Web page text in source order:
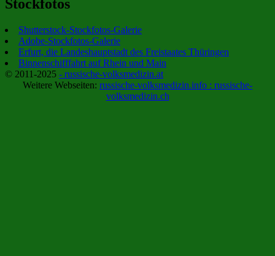
Stockfotos
Shutterstock-Stockfotos-Galerie
Adobe-Stockfotos-Galerie
Erfurt, die Landeshauptstadt des Freistaates Thüringen
Binnenschifffahrt auf Rhein und Main
© 2011-2025 - russische-volksmedizin.at
Weitere Webseiten: russische-volksmedizin.info : russische-
volksmedizin.ch